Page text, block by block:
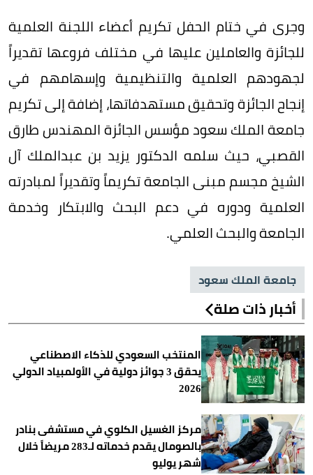
وجرى في ختام الحفل تكريم أعضاء اللجنة العلمية
للجائزة والعاملين عليها في مختلف فروعها تقديراً
لجهودهم العلمية والتنظيمية وإسهامهم في
إنجاح الجائزة وتحقيق مستهدفاتها، إضافة إلى تكريم
جامعة الملك سعود مؤسس الجائزة المهندس طارق
القصبي، حيث سلمه الدكتور يزيد بن عبدالملك آل
الشيخ مجسم مبنى الجامعة تكريماً وتقديراً لمبادرته
العلمية ودوره في دعم البحث والابتكار وخدمة
الجامعة والبحث العلمي.
جامعة الملك سعود
أخبار ذات صلة
المنتخب السعودي للذكاء الاصطناعي
يحقق 3 جوائز دولية في الأولمبياد الدولي
2026
مركز الغسيل الكلوي في مستشفى بنادر
بالصومال يقدم خدماته لـ283 مريضاً خلال
شهر يوليو